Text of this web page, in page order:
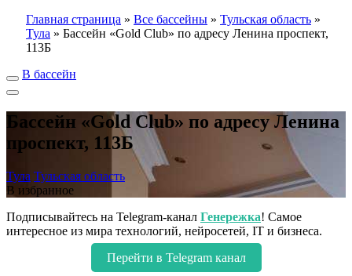
Главная страница » Все бассейны » Тульская область »
Тула » Бассейн «Gold Club» по адресу Ленина проспект,
113Б
В бассейн
Бассейн «Gold Club» по адресу Ленина
проспект, 113Б
Тула Тульская область
В избранное
Подписывайтесь на Telegram-канал Генережка! Самое
интересное из мира технологий, нейросетей, IT и бизнеса.
Перейти в Telegram канал